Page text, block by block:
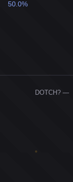
50.0%
ユーザー
DOTCH? —